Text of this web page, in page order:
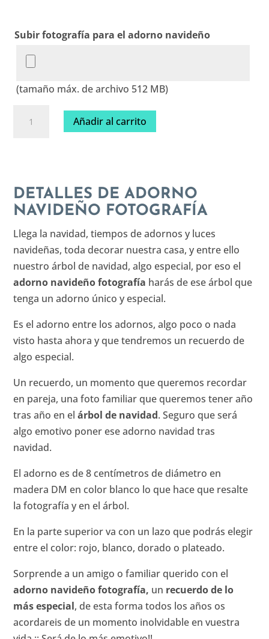
Subir fotografía para el adorno navideño
(tamaño máx. de archivo 512 MB)
navideño
Añadir al carrito
DETALLES DE ADORNO
NAVIDEÑO FOTOGRAFÍA
Llega la navidad, tiempos de adornos y luces
navideñas, toda decorar nuestra casa, y entre ello
nuestro árbol de navidad, algo especial, por eso el
adorno navideño fotografía harás de ese árbol que
tenga un adorno único y especial.
Es el adorno entre los adornos, algo poco o nada
visto hasta ahora y que tendremos un recuerdo de
algo especial.
Un recuerdo, un momento que queremos recordar
en pareja, una foto familiar que queremos tener año
tras año en el árbol de navidad. Seguro que será
algo emotivo poner ese adorno navidad tras
navidad.
El adorno es de 8 centímetros de diámetro en
madera DM en color blanco lo que hace que resalte
la fotografía y en el árbol.
En la parte superior va con un lazo que podrás elegir
entre el color: rojo, blanco, dorado o plateado.
Sorprende a un amigo o familiar querido con el
adorno navideño fotografía, un recuerdo de lo
más especial, de esta forma todos los años os
acordareis de un momento inolvidable en vuestra